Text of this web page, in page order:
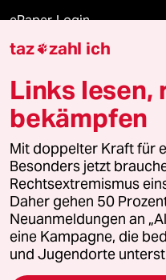
ePaper Login
Downloads für
© 2026 taz Verlags und
Alle Rechte vorbehalten. Bei
wenden Sie sich bitte an
Feedback
Leitlinie Informant
taz zahl ich
Links lesen,
bekämpfen
Mit doppelter Kraft für
Besonders jetzt
Rechtsextremismus
Daher gehen 50
Neuanmeldungen an
eine Kampagne, die
und Jugendorte